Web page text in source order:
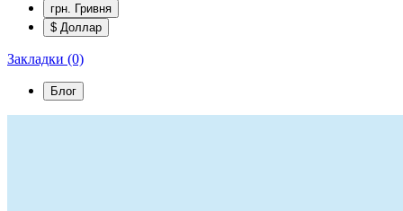
грн. Гривня
$ Доллар
Закладки (0)
Блог